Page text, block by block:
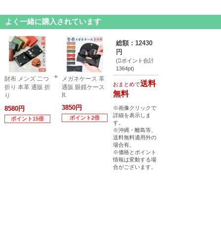
よく一緒に購入されています
財布 メンズ 二つ
折り 本革 通販 折
り
8580円
ポイント15倍
メガネケース 革
通販 眼鏡ケース
R.
3850円
ポイント2倍
総額：12430
円
(
ポイント合計
1364pt)
おまとめで送料
無料
※画像クリックで
詳細を表示しま
す。
※沖縄・離島等、
送料無料適用外の
場合有。
※価格とポイント
情報は変動する場
合がございます。